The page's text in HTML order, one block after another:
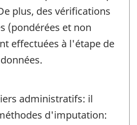
plus, des vérifications
(pondérées et non
effectuées à l'étape de
administratifs: il
d'imputation: